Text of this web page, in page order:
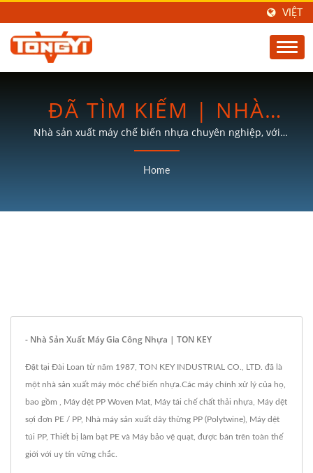
VIỆT
ĐÃ TÌM KIẾM | NHÀ
SẢN XUẤT MÁY CHẾ
BIẾN NHỰA | TON KEY
Nhà sản xuất máy chế biến nhựa chuyên nghiệp, với
hơn 30 năm kinh nghiệm.
Home
- Nhà Sản Xuất Máy Gia Công Nhựa | TON KEY
Đặt tại Đài Loan từ năm 1987, TON KEY INDUSTRIAL CO., LTD. đã là
một nhà sản xuất máy móc chế biến nhựa.Các máy chính xử lý của họ,
bao gồm , Máy dệt PP Woven Mat, Máy tái chế chất thải nhựa, Máy dệt
sợi đơn PE / PP, Nhà máy sản xuất dây thừng PP (Polytwine), Máy dệt
túi PP, Thiết bị làm bạt PE và Máy bảo vệ quạt, được bán trên toàn thế
giới với uy tín vững chắc.